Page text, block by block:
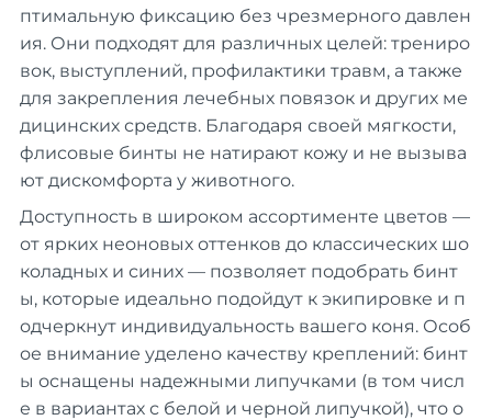
птимальную фиксацию без чрезмерного давлен
ия. Они подходят для различных целей: трениро
вок, выступлений, профилактики травм, а также
для закрепления лечебных повязок и других ме
дицинских средств. Благодаря своей мягкости,
флисовые бинты не натирают кожу и не вызыва
ют дискомфорта у животного.
Доступность в широком ассортименте цветов —
от ярких неоновых оттенков до классических шо
коладных и синих — позволяет подобрать бинт
ы, которые идеально подойдут к экипировке и п
одчеркнут индивидуальность вашего коня. Особ
ое внимание уделено качеству креплений: бинт
ы оснащены надежными липучками (в том числ
е в вариантах с белой и черной липучкой), что о